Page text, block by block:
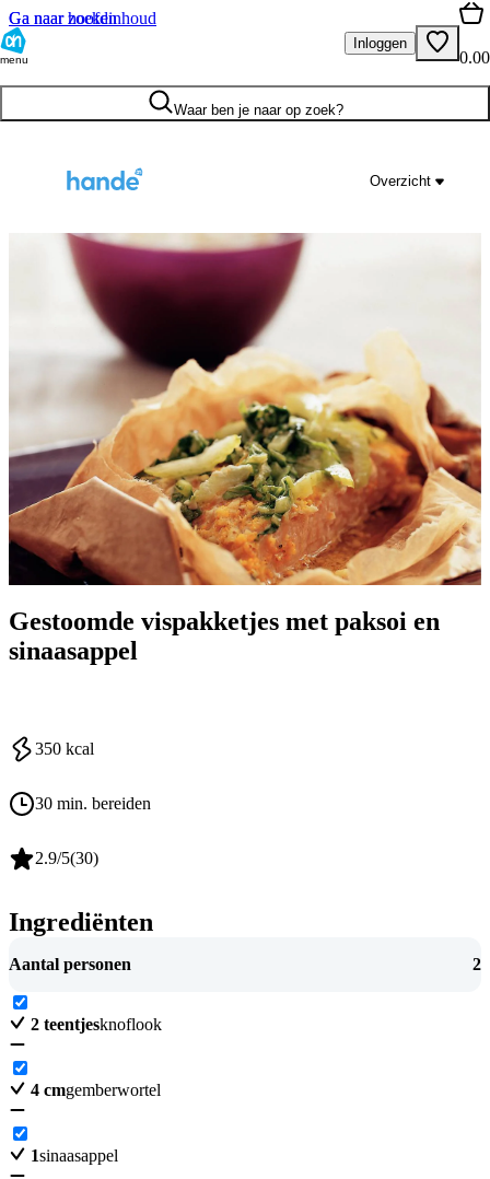
Ga naar hoofdinhoud
Ga naar zoeken
menu
Inloggen
0.00
Waar ben je naar op zoek?
Overzicht
Gestoomde vispakketjes met paksoi en
sinaasappel
350 kcal
30 min. bereiden
2.9/5(30)
Ingrediënten
Aantal personen 2
2 teentjesknoflook
4 cmgemberwortel
1sinaasappel